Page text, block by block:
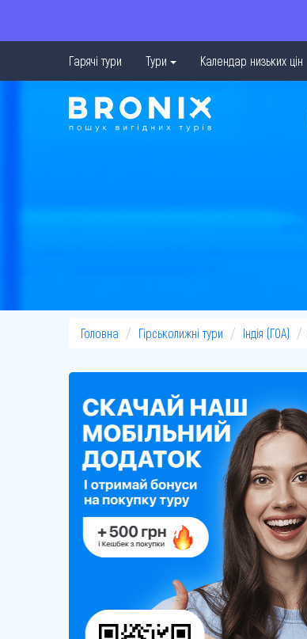
Гарячі тури Тури Календар низьких цін
Головна Гірськолижні тури Індія (ГОА)